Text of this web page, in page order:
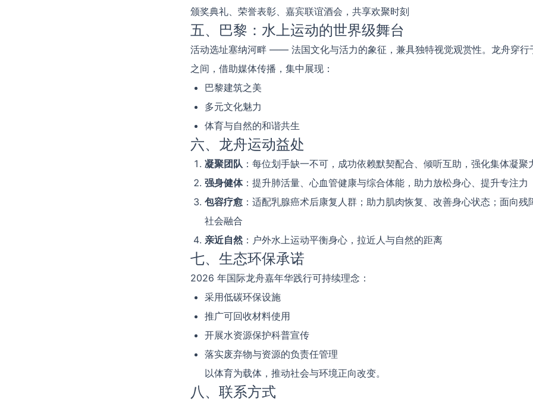
颁奖典礼、荣誉表彰、嘉宾联谊酒会，共享欢聚时刻
五、巴黎：水上运动的世界级舞台
活动选址塞纳河畔 —— 法国文化与活力的象征，兼具独特视觉观赏性。龙舟穿行
之间，借助媒体传播，集中展现：
巴黎建筑之美
多元文化魅力
体育与自然的和谐共生
六、龙舟运动益处
凝聚团队 ：每位划手缺一不可，成功依赖默契配合、倾听互助，强化集体凝聚
强身健体：提升肺活量、心血管健康与综合体能，助力放松身心、提升专注力
包容疗愈 ：适配乳腺癌术后康复人群；助力肌肉恢复、改善身心状态；面向残
社会融合
亲近自然 ：户外水上运动平衡身心，拉近人与自然的距离
七、生态环保承诺
2026 年国际龙舟嘉年华践行可持续理念：
采用低碳环保设施
推广可回收材料使用
开展水资源保护科普宣传
落实废弃物与资源的负责任管理
以体育为载体，推动社会与环境正向改变。
八、联系方式